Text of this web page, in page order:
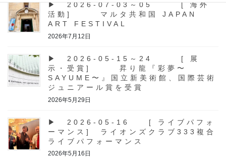
▶ 2026-07-03～05 [ 海外
活動] マルタ共和国 JAPAN
ART FESTIVAL
2026年7月12日
▶ 2026-05-15～24 [ 展
示・受賞] 昇り龍『彩夢〜
SAYUME〜』国立新美術館、国際芸術
ジュニアール賞を受賞
2026年5月29日
▶ 2026-05-16 [ ライブパフォ
ーマンス] ライオンズクラブ333複合
ライブパフォーマンス
2026年5月16日